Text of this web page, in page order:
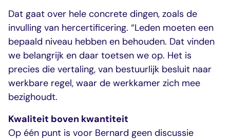
Dat gaat over hele concrete dingen, zoals de
invulling van hercertificering. “Leden moeten een
bepaald niveau hebben en behouden. Dat vinden
we belangrijk en daar toetsen we op. Het is
precies die vertaling, van bestuurlijk besluit naar
werkbare regel, waar de werkkamer zich mee
bezighoudt.
Kwaliteit boven kwantiteit
Op één punt is voor Bernard geen discussie